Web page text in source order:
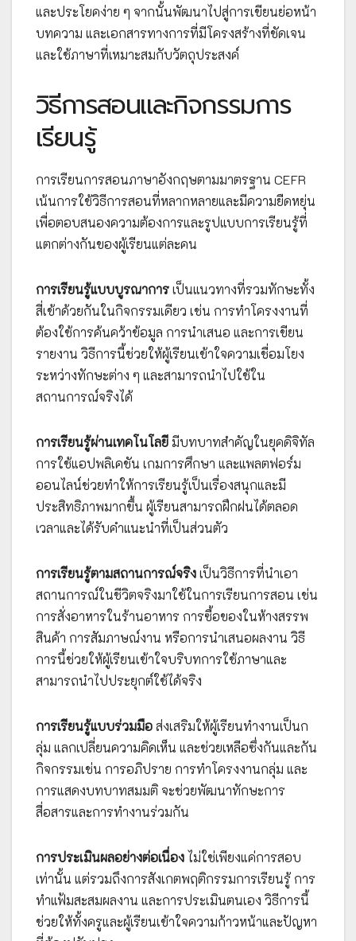
และประโยคง่าย ๆ จากนั้นพัฒนาไปสู่การเขียนย่อหน้า
บทความ และเอกสารทางการที่มีโครงสร้างที่ชัดเจน
และใช้ภาษาที่เหมาะสมกับวัตถุประสงค์
วิธีการสอนและกิจกรรมการ
เรียนรู้
การเรียนการสอนภาษาอังกฤษตามมาตรฐาน CEFR
เน้นการใช้วิธีการสอนที่หลากหลายและมีความยืดหยุ่น
เพื่อตอบสนองความต้องการและรูปแบบการเรียนรู้ที่
แตกต่างกันของผู้เรียนแต่ละคน
การเรียนรู้แบบบูรณาการเป็นแนวทางที่รวมทักษะทั้ง
สี่เข้าด้วยกันในกิจกรรมเดียว เช่น การทำโครงงานที่
ต้องใช้การค้นคว้าข้อมูล การนำเสนอ และการเขียน
รายงาน วิธีการนี้ช่วยให้ผู้เรียนเข้าใจความเชื่อมโยง
ระหว่างทักษะต่าง ๆ และสามารถนำไปใช้ใน
สถานการณ์จริงได้
การเรียนรู้ผ่านเทคโนโลยีมีบทบาทสำคัญในยุคดิจิทัล
การใช้แอปพลิเคชัน เกมการศึกษา และแพลตฟอร์ม
ออนไลน์ช่วยทำให้การเรียนรู้เป็นเรื่องสนุกและมี
ประสิทธิภาพมากขึ้น ผู้เรียนสามารถฝึกฝนได้ตลอด
เวลาและได้รับคำแนะนำที่เป็นส่วนตัว
การเรียนรู้ตามสถานการณ์จริงเป็นวิธีการที่นำเอา
สถานการณ์ในชีวิตจริงมาใช้ในการเรียนการสอน เช่น
การสั่งอาหารในร้านอาหาร การซื้อของในห้างสรรพ
สินค้า การสัมภาษณ์งาน หรือการนำเสนอผลงาน วิธี
การนี้ช่วยให้ผู้เรียนเข้าใจบริบทการใช้ภาษาและ
สามารถนำไปประยุกต์ใช้ได้จริง
การเรียนรู้แบบร่วมมือส่งเสริมให้ผู้เรียนทำงานเป็นก
ลุ่ม แลกเปลี่ยนความคิดเห็น และช่วยเหลือซึ่งกันและกัน
กิจกรรมเช่น การอภิปราย การทำโครงงานกลุ่ม และ
การแสดงบทบาทสมมติ จะช่วยพัฒนาทักษะการ
สื่อสารและการทำงานร่วมกัน
การประเมินผลอย่างต่อเนื่อง ไม่ใช่เพียงแค่การสอบ
เท่านั้น แต่รวมถึงการสังเกตพฤติกรรมการเรียนรู้ การ
ทำแฟ้มสะสมผลงาน และการประเมินตนเอง วิธีการนี้
ช่วยให้ทั้งครูและผู้เรียนเข้าใจความก้าวหน้าและปัญหา